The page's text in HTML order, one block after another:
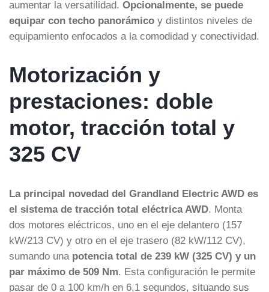
aumentar la versatilidad. Opcionalmente, se puede
equipar con techo panorámico y distintos niveles de
equipamiento enfocados a la comodidad y conectividad.
Motorización y
prestaciones: doble
motor, tracción total y
325 CV
La principal novedad del Grandland Electric AWD es
el sistema de tracción total eléctrica AWD. Monta
dos motores eléctricos, uno en el eje delantero (157
kW/213 CV) y otro en el eje trasero (82 kW/112 CV),
sumando una potencia total de 239 kW (325 CV) y un
par máximo de 509 Nm. Esta configuración le permite
pasar de 0 a 100 km/h en 6,1 segundos, situando sus